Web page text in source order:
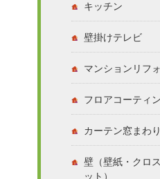
キッチン
壁掛けテレビ
マンションリフ
フロアコーティ
カーテン窓まわ
壁（壁紙・クロ
ット）